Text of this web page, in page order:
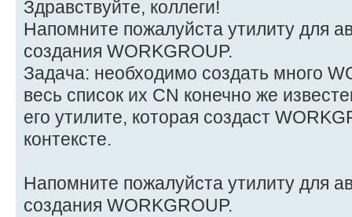
Здравствуйте, коллеги!
Напомните пожалуйста утилиту для
создания WORKGROUP.
Задача: необходимо создать много
весь список их CN конечно же
его утилите, которая создаст
контексте.
Напомните пожалуйста утилиту для
создания WORKGROUP.